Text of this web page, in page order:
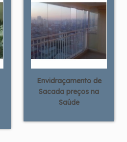
Envidraçamento de
Sacada preços na
Saúde